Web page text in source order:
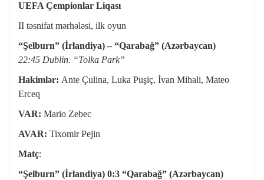
UEFA Çempionlar Liqası
II təsnifat mərhələsi, ilk oyun
“Şelburn” (İrlandiya) – “Qarabağ” (Azərbaycan)
22:45 Dublin. “Tolka Park”
Hakimlər: Ante Çulina, Luka Puşiç, İvan Mihali, Mateo
Erceq
VAR: Mario Zebec
AVAR: Tixomir Pejin
Matç:
“Şelburn” (İrlandiya) 0:3 “Qarabağ” (Azərbaycan)